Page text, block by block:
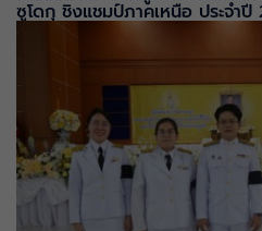
ซูโดกุ ชิงแชมป์ภาคเหนือ ประจำปี